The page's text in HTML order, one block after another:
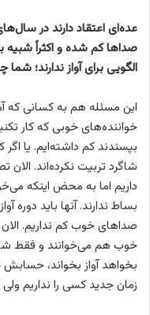
عده‌ای اعتقاد دارند در
صداها کم شده و اکثراً شبیه
الگویی برای آواز ندارند؛
این مسئله هم به کسانی که
خواننده‌های خوبی که کار
بپسندند کم داشته‌ایم. یا
شاگرد تربیت نکرده‌اند.
داریم اما به محض اینکه
بساط ندارند. آنها باید دوره
خوب هم می‌خوانند و فقط
بخواهد آواز بخواند، حسابش
زمان جدید کسی را نداریم